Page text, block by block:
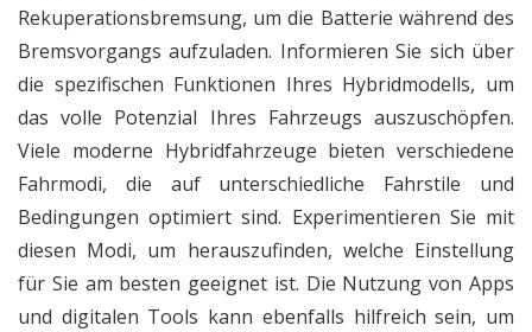
Rekuperationsbremsung, um die Batterie während des
Bremsvorgangs aufzuladen. Informieren Sie sich über
die spezifischen Funktionen Ihres Hybridmodells, um
das volle Potenzial Ihres Fahrzeugs auszuschöpfen.
Viele moderne Hybridfahrzeuge bieten verschiedene
Fahrmodi, die auf unterschiedliche Fahrstile und
Bedingungen optimiert sind. Experimentieren Sie mit
diesen Modi, um herauszufinden, welche Einstellung
für Sie am besten geeignet ist. Die Nutzung von Apps
und digitalen Tools kann ebenfalls hilfreich sein, um